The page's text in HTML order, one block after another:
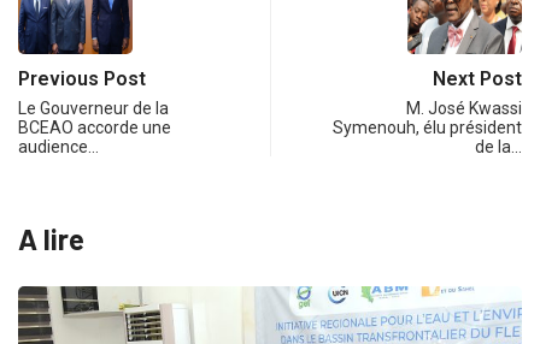
Previous Post
Le Gouverneur de la
BCEAO accorde une
audience…
Next Post
M. José Kwassi
Symenouh, élu président
de la…
A lire